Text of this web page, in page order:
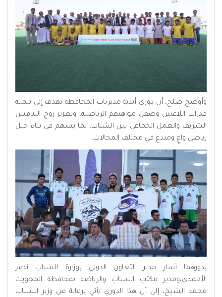
وأوضح صلح، أن دوري أندية مديريات المحافظة يهدف إلى تنمية
قدرات اللاعبين وصقل مواهبهم الرياضية، وتعزيز روح التنافس
الشريف والعمل الجماعي بين الشباب، بما يسهم في بناء جيل
رياضي واعٍ ومبدع في مختلف المجالات.
بدورهما أشار مدير التعاون الدولي بوزارة الشباب نصر
الأحمدي،ومدير مكتب الشباب والرياضة بمحافظة المحويت
محمد الشيخ، إلى أن هذا الدوري يأتي برعاية من وزير الشباب